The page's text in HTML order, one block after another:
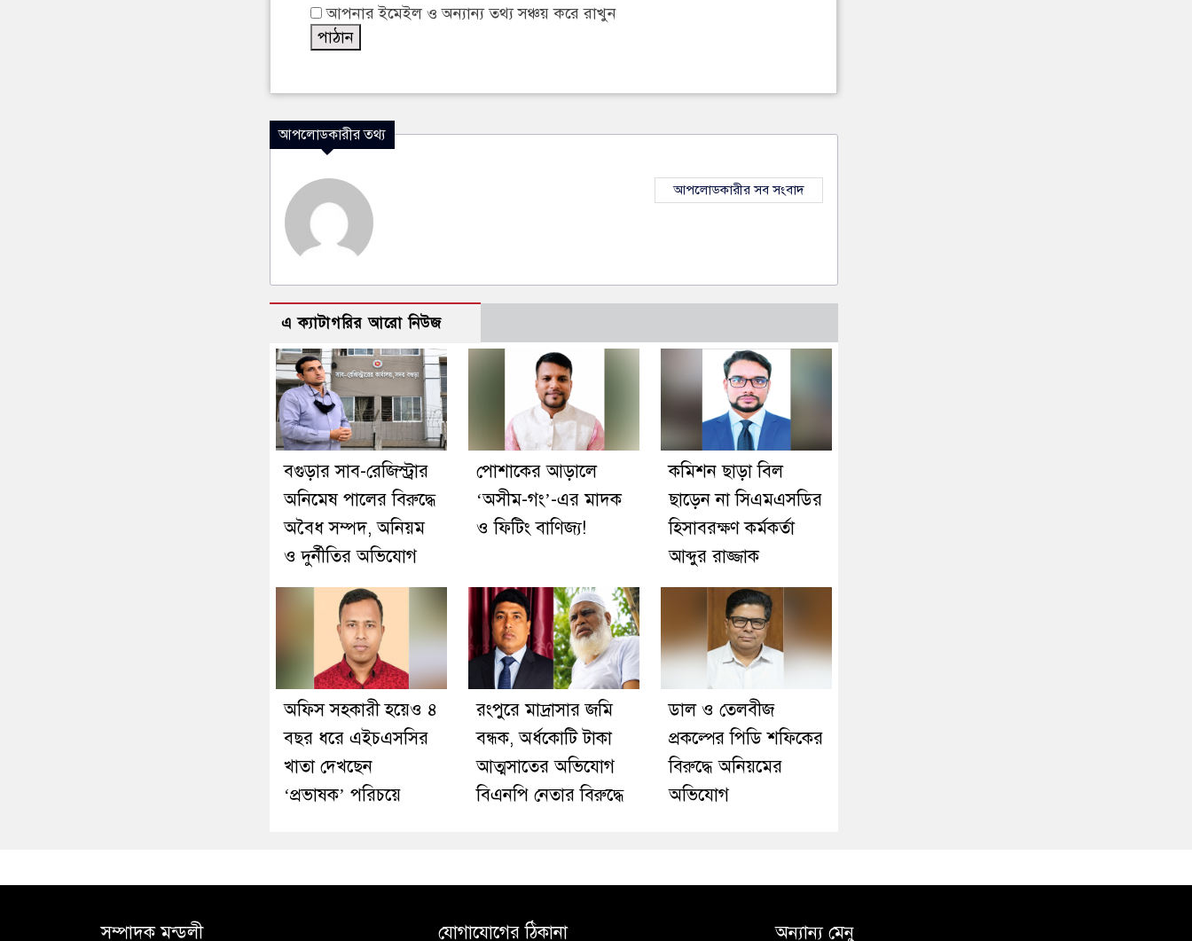
আপনার ইমেইল ও অন্যান্য তথ্য সঞ্চয় করে রাখুন
আপলোডকারীর তথ্য
আপলোডকারীর সব সংবাদ
এ ক্যাটাগরির আরো নিউজ
বগুড়ার সাব-রেজিস্ট্রার
অনিমেষ পালের বিরুদ্ধে
অবৈধ সম্পদ, অনিয়ম
ও দুর্নীতির অভিযোগ
পোশাকের আড়ালে
‘অসীম-গং’-এর মাদক
ও ফিটিং বাণিজ্য!
কমিশন ছাড়া বিল
ছাড়েন না সিএমএসডির
হিসাবরক্ষণ কর্মকর্তা
আব্দুর রাজ্জাক
অফিস সহকারী হয়েও ৪
বছর ধরে এইচএসসির
খাতা দেখছেন
‘প্রভাষক’ পরিচয়ে
রংপুরে মাদ্রাসার জমি
বন্ধক, অর্ধকোটি টাকা
আত্মসাতের অভিযোগ
বিএনপি নেতার বিরুদ্ধে
ডাল ও তেলবীজ
প্রকল্পের পিডি শফিকের
বিরুদ্ধে অনিয়মের
অভিযোগ
সম্পাদক মন্ডলী যোগাযোগের ঠিকানা অন্যান্য মেনু